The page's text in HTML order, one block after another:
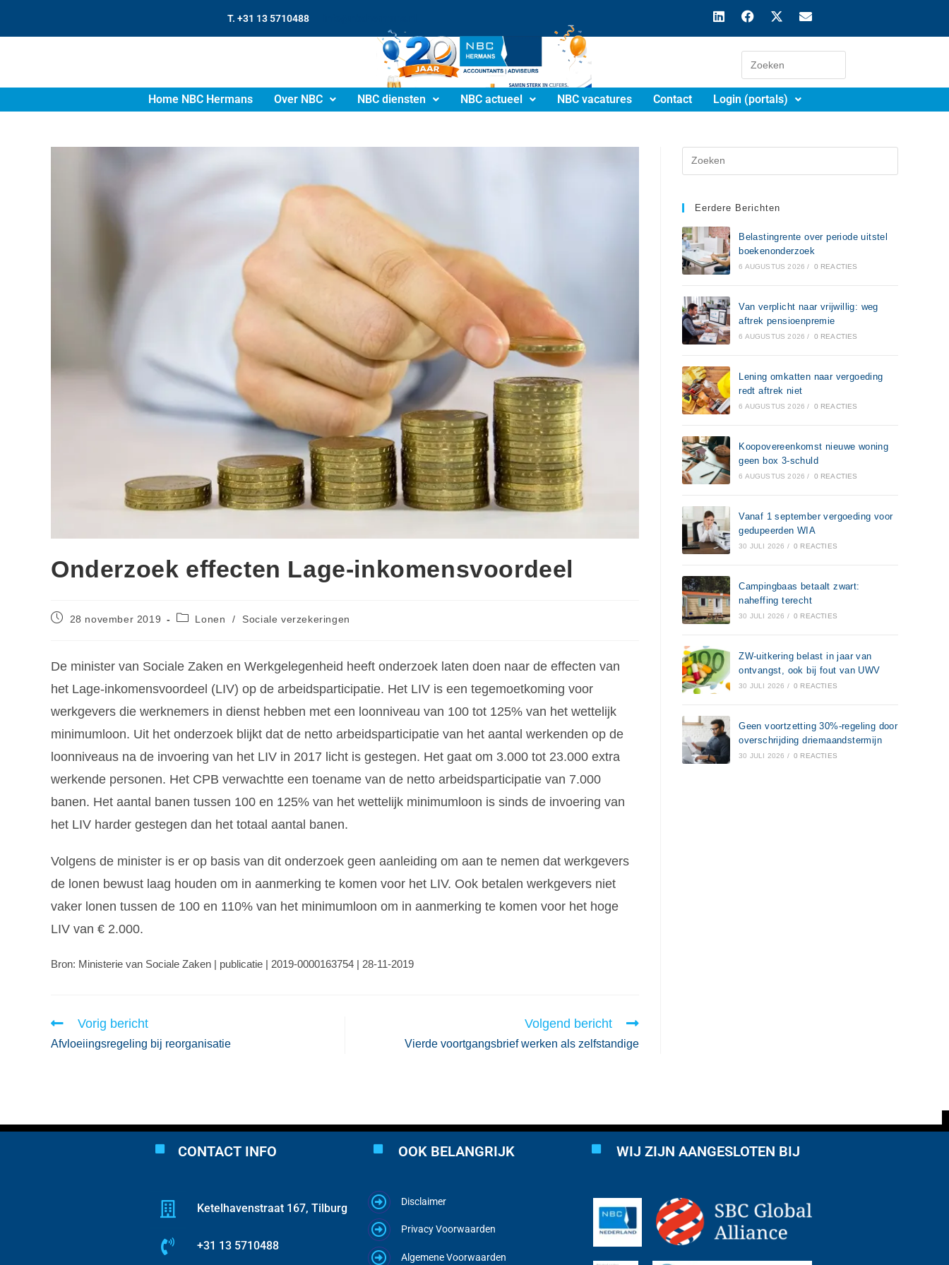
T. +31 13 5710488
Home NBC Hermans Over NBC NBC diensten NBC actueel NBC vacatures Contact Login (portals)
Onderzoek effecten Lage-inkomensvoordeel
28 november 2019 Lonen / Sociale verzekeringen
De minister van Sociale Zaken en Werkgelegenheid heeft onderzoek laten doen naar de effecten van
het Lage-inkomensvoordeel (LIV) op de arbeidsparticipatie. Het LIV is een tegemoetkoming voor
werkgevers die werknemers in dienst hebben met een loonniveau van 100 tot 125% van het wettelijk
minimumloon. Uit het onderzoek blijkt dat de netto arbeidsparticipatie van het aantal werkenden op de
loonniveaus na de invoering van het LIV in 2017 licht is gestegen. Het gaat om 3.000 tot 23.000 extra
werkende personen. Het CPB verwachtte een toename van de netto arbeidsparticipatie van 7.000
banen. Het aantal banen tussen 100 en 125% van het wettelijk minimumloon is sinds de invoering van
het LIV harder gestegen dan het totaal aantal banen.
Volgens de minister is er op basis van dit onderzoek geen aanleiding om aan te nemen dat werkgevers
de lonen bewust laag houden om in aanmerking te komen voor het LIV. Ook betalen werkgevers niet
vaker lonen tussen de 100 en 110% van het minimumloon om in aanmerking te komen voor het hoge
LIV van € 2.000.
Bron: Ministerie van Sociale Zaken | publicatie | 2019-0000163754 | 28-11-2019
Vorig bericht
Afvloeiingsregeling bij reorganisatie
Volgend bericht
Vierde voortgangsbrief werken als zelfstandige
Eerdere Berichten
Belastingrente over periode uitstel
boekenonderzoek
6 AUGUSTUS 2026 / 0 REACTIES
Van verplicht naar vrijwillig: weg
aftrek pensioenpremie
6 AUGUSTUS 2026 / 0 REACTIES
Lening omkatten naar vergoeding
redt aftrek niet
6 AUGUSTUS 2026 / 0 REACTIES
Koopovereenkomst nieuwe woning
geen box 3-schuld
6 AUGUSTUS 2026 / 0 REACTIES
Vanaf 1 september vergoeding voor
gedupeerden WIA
30 JULI 2026 / 0 REACTIES
Campingbaas betaalt zwart:
naheffing terecht
30 JULI 2026 / 0 REACTIES
ZW-uitkering belast in jaar van
ontvangst, ook bij fout van UWV
30 JULI 2026 / 0 REACTIES
Geen voortzetting 30%-regeling door
overschrijding driemaandstermijn
30 JULI 2026 / 0 REACTIES
CONTACT INFO
Ketelhavenstraat 167, Tilburg
+31 13 5710488
OOK BELANGRIJK
Disclaimer
Privacy Voorwaarden
Algemene Voorwaarden
WIJ ZIJN AANGESLOTEN BIJ